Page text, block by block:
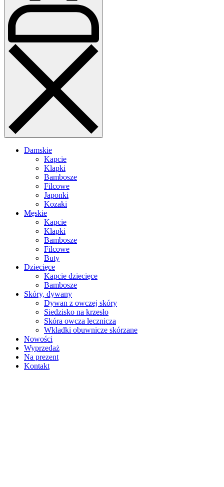
Damskie
Kapcie
Klapki
Bambosze
Filcowe
Japonki
Kozaki
Męskie
Kapcie
Klapki
Bambosze
Filcowe
Buty
Dziecięce
Kapcie dziecięce
Bambosze
Skóry, dywany
Dywan z owczej skóry
Siedzisko na krzesło
Skóra owcza lecznicza
Wkładki obuwnicze skórzane
Nowości
Wyprzedaż
Na prezent
Kontakt